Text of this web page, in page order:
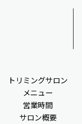
トリミングサロン
メニュー
営業時間
サロン概要